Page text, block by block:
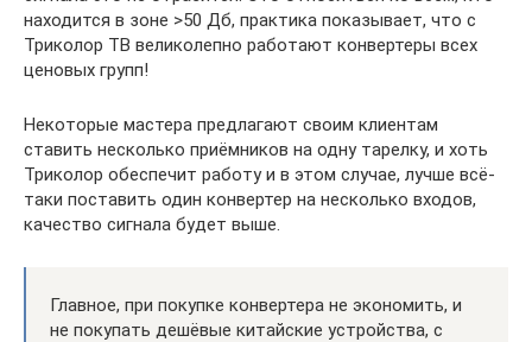
находится в зоне >50 Дб, практика показывает, что с
Триколор ТВ великолепно работают конвертеры всех
ценовых групп!
Некоторые мастера предлагают своим клиентам
ставить несколько приёмников на одну тарелку, и хоть
Триколор обеспечит работу и в этом случае, лучше всё-
таки поставить один конвертер на несколько входов,
качество сигнала будет выше.
Главное, при покупке конвертера не экономить, и
не покупать дешёвые китайские устройства, с